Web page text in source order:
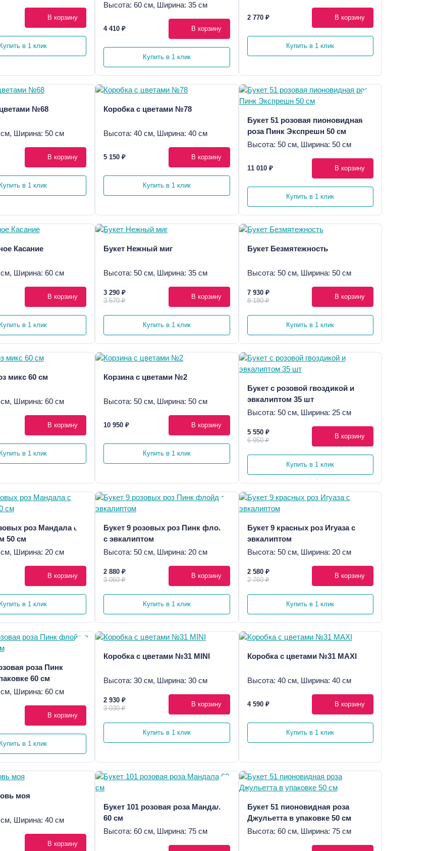
В корзину
Купить в 1 клик
Высота: 60 см, Ширина: 35 см
4 410 ₽ В корзину
Купить в 1 клик
2 770 ₽ В корзину
Купить в 1 клик
№68
Ширина: 50 см
В корзину
Купить в 1 клик
Коробка с цветами №78
Высота: 40 см, Ширина: 40 см
5 150 ₽ В корзину
Купить в 1 клик
Букет 51 розовая пионовидная
роза Пинк Экспрешн 50 см
Высота: 50 см, Ширина: 50 см
11 010 ₽ В корзину
Купить в 1 клик
Касание
Ширина: 60 см
В корзину
Купить в 1 клик
Букет Нежный миг
Высота: 50 см, Ширина: 35 см
3 290 ₽
3 570 ₽
В корзину
Купить в 1 клик
Букет Безмятежность
Высота: 50 см, Ширина: 50 см
7 930 ₽
8 180 ₽
В корзину
Купить в 1 клик
микс 60 см
Ширина: 60 см
В корзину
Купить в 1 клик
Корзина с цветами №2
Высота: 50 см, Ширина: 50 см
10 950 ₽ В корзину
Купить в 1 клик
Букет с розовой гвоздикой и
эвкалиптом 35 шт
Высота: 50 см, Ширина: 25 см
5 550 ₽
6 950 ₽
В корзину
Купить в 1 клик
роз Мандала с
50 см
Ширина: 20 см
В корзину
Купить в 1 клик
Букет 9 розовых роз Пинк флойд
с эвкалиптом
Высота: 50 см, Ширина: 20 см
2 880 ₽
3 060 ₽
В корзину
Купить в 1 клик
Букет 9 красных роз Игуаза с
эвкалиптом
Высота: 50 см, Ширина: 20 см
2 580 ₽
2 760 ₽
В корзину
Купить в 1 клик
роза Пинк
60 см
Ширина: 60 см
В корзину
Купить в 1 клик
Коробка с цветами №31 MINI
Высота: 30 см, Ширина: 30 см
2 930 ₽
3 030 ₽
В корзину
Купить в 1 клик
Коробка с цветами №31 MAXI
Высота: 40 см, Ширина: 40 см
4 590 ₽ В корзину
Купить в 1 клик
моя
Ширина: 40 см
В корзину
Букет 101 розовая роза Мандала
60 см
Высота: 60 см, Ширина: 75 см
Букет 51 пионовидная роза
Джульетта в упаковке 50 см
Высота: 60 см, Ширина: 75 см